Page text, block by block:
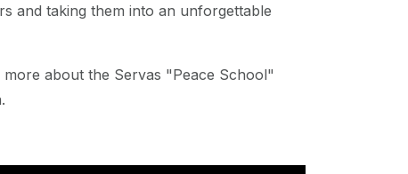
and taking them into an unforgettable
about the Servas "Peace School"